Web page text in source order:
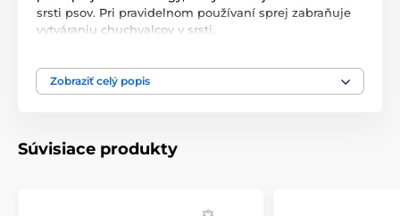
srsti psov. Pri pravidelnom používaní sprej zabraňuje
vytváraniu chuchvalcov v srsti.
Návod na použitie:Nastriekajte sprej na srsť a vyčešte
Objem : 250ml
Panthenol, Parfém, PEG-7 Glyceryl Cocoate, Disodium
Zobraziť celý popis
Súvisiace produkty